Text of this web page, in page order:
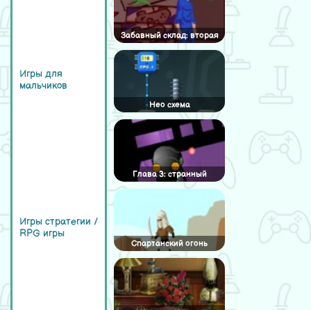
Игры для
мальчиков
Игры стратегии /
RPG игры
Забавный склад: вторая
отгрузка
Нео схема
Глава 3: странный
аттрактор
Спартанский огонь